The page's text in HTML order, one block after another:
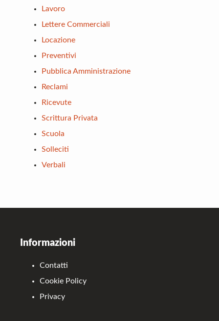
Lavoro
Lettere Commerciali
Locazione
Preventivi
Pubblica Amministrazione
Reclami
Ricevute
Scrittura Privata
Scuola
Solleciti
Verbali
Informazioni
Contatti
Cookie Policy
Privacy